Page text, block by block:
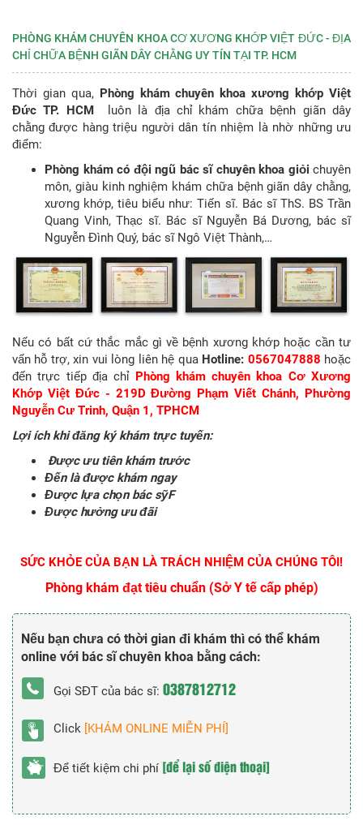
PHÒNG KHÁM CHUYÊN KHOA CƠ XƯƠNG KHỚP VIỆT ĐỨC - ĐỊA
CHỈ CHỮA BỆNH GIÃN DÂY CHẰNG UY TÍN TẠI TP. HCM
Thời gian qua, Phòng khám chuyên khoa xương khớp Việt
Đức TP. HCMluôn là địa chỉ khám chữa bệnh giãn dây
chằng được hàng triệu người dân tín nhiệm là nhờ những ưu
điểm:
Phòng khám có đội ngũ bác sĩ chuyên khoa giỏi chuyên
môn, giàu kinh nghiệm khám chữa bệnh giãn dây chằng,
xương khớp, tiêu biểu như: Tiến sĩ. Bác sĩ ThS. BS Trần
Quang Vinh, Thạc sĩ. Bác sĩ Nguyễn Bá Dương, bác sĩ
Nguyễn Đình Quý, bác sĩ Ngô Việt Thành,…
Nếu có bất cứ thắc mắc gì về bệnh xương khớp hoặc cần tư
vấn hỗ trợ, xin vui lòng liên hệ qua Hotline: 0567047888 hoặc
đến trực tiếp địa chỉ Phòng khám chuyên khoa Cơ Xương
Khớp Việt Đức - 219D Đường Phạm Viết Chánh, Phường
Nguyễn Cư Trinh, Quận 1, TPHCM
Lợi ích khi đăng ký khám trực tuyến:
Ðược ưu tiên khám trước
Đến là được khám ngay
Được lựa chọn bác sỹF
Được hưởng ưu đãi
SỨC KHỎE CỦA BẠN LÀ TRÁCH NHIỆM CỦA CHÚNG TÔI!
Phòng khám đạt tiêu chuẩn (Sở Y tế cấp phép)
Nếu bạn chưa có thời gian đi khám thì có thể khám
online với bác sĩ chuyên khoa bằng cách:
Gọi SĐT của bác sĩ: 0387812712
Click [KHÁM ONLINE MIỄN PHÍ]
Để tiết kiệm chi phí [để lại số điện thoại]